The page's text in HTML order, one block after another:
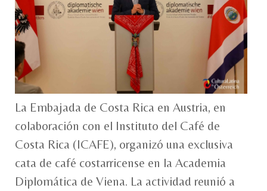
La Embajada de Costa Rica en Austria, en
colaboración con el Instituto del Café de
Costa Rica (ICAFE), organizó una exclusiva
cata de café costarricense en la Academia
Diplomática de Viena. La actividad reunió a